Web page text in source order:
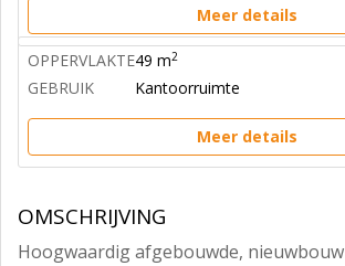
Meer details
OPPERVLAKTE49 m2
GEBRUIK Kantoorruimte
Meer details
OMSCHRIJVING
Hoogwaardig afgebouwde, nieuwbouw